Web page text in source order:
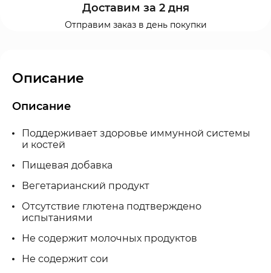
Доставим за 2 дня
Отправим заказ в день покупки
Описание
Описание
Поддерживает здоровье иммунной системы
и костей
Пищевая добавка
Вегетарианский продукт
Отсутствие глютена подтверждено
испытаниями
Не содержит молочных продуктов
Не содержит сои